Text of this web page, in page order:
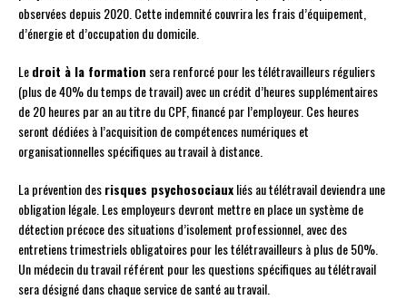
observées depuis 2020. Cette indemnité couvrira les frais d’équipement,
d’énergie et d’occupation du domicile.
Ledroit à la formation sera renforcé pour les télétravailleurs réguliers
(plus de 40% du temps de travail) avec un crédit d’heures supplémentaires
de 20 heures par an au titre du CPF, financé par l’employeur. Ces heures
seront dédiées à l’acquisition de compétences numériques et
organisationnelles spécifiques au travail à distance.
La prévention desrisques psychosociauxliés au télétravail deviendra une
obligation légale. Les employeurs devront mettre en place un système de
détection précoce des situations d’isolement professionnel, avec des
entretiens trimestriels obligatoires pour les télétravailleurs à plus de 50%.
Un médecin du travail référent pour les questions spécifiques au télétravail
sera désigné dans chaque service de santé au travail.